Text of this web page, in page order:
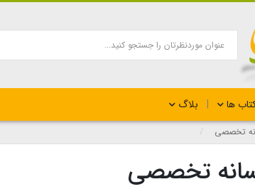
ها بلاگ
تخصصی
تخصصی